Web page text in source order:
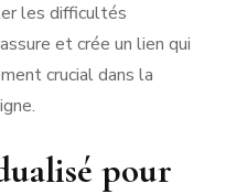
les difficultés
et crée un lien qui
crucial dans la
pour